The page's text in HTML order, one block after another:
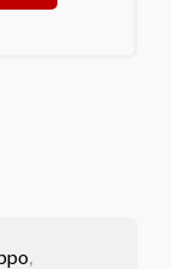
,